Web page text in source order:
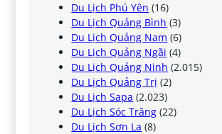
Du Lịch Phú Yên (16)
Du Lịch Quảng Bình (3)
Du Lịch Quảng Nam (6)
Du Lịch Quảng Ngãi (4)
Du Lịch Quảng Ninh (2.015)
Du Lịch Quảng Trị (2)
Du Lịch Sapa (2.023)
Du Lịch Sóc Trăng (22)
Du Lịch Sơn La (8)